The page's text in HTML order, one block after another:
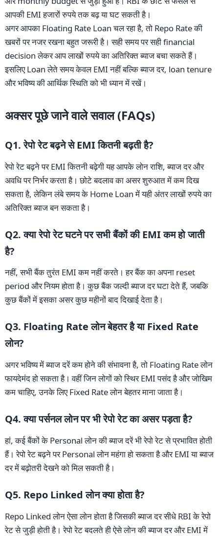
आपकी EMI हजारों रुपये तक बढ़ या घट सकती है।
अगर आपका Floating Rate Loan चल रहा है, तो Repo Rate की
खबरों पर नजर रखना बहुत जरूरी है। सही समय पर सही financial
decision लेकर आप लाखों रुपये का अतिरिक्त ब्याज बचा सकते हैं।
इसलिए Loan लेते समय केवल EMI नहीं बल्कि ब्याज दर, loan tenure
और भविष्य की आर्थिक स्थिति को भी ध्यान में रखें।
अक्सर पूछे जाने वाले सवाल (FAQs)
Q1. रेपो रेट बढ़ने से EMI कितनी बढ़ती है?
रेपो रेट बढ़ने पर EMI कितनी बढ़ेगी यह आपके लोन राशि, ब्याज दर और
अवधि पर निर्भर करता है। छोटे बदलाव का असर शुरुआत में कम दिख
सकता है, लेकिन लंबे समय के Home Loan में यही अंतर लाखों रुपये का
अतिरिक्त ब्याज बन सकता है।
Q2. क्या रेपो रेट घटने पर सभी बैंकों की EMI कम हो जाती
है?
नहीं, सभी बैंक तुरंत EMI कम नहीं करते। हर बैंक का अपना reset
period और नियम होता है। कुछ बैंक जल्दी ब्याज दर घटा देते हैं, जबकि
कुछ बैंकों में इसका असर कुछ महीनों बाद दिखाई देता है।
Q3. Floating Rate लोन बेहतर है या Fixed Rate
लोन?
अगर भविष्य में ब्याज दरें कम होने की संभावना है, तो Floating Rate लोन
फायदेमंद हो सकता है। वहीं जिन लोगों को स्थिर EMI पसंद है और जोखिम
कम चाहिए, उनके लिए Fixed Rate लोन बेहतर माना जाता है।
Q4. क्या पर्सनल लोन पर भी रेपो रेट का असर पड़ता है?
हां, कई बैंकों के Personal लोन की ब्याज दरें भी रेपो रेट से प्रभावित होती
हैं। रेपो रेट बढ़ने पर Personal लोन महंगा हो सकता है और EMI या ब्याज
दर में बढ़ोतरी देखने को मिल सकती है।
Q5. Repo Linked लोन क्या होता है?
Repo Linked लोन ऐसा लोन होता है जिसकी ब्याज दर सीधे RBI के रेपो
रेट से जुड़ी होती है। रेपो रेट बदलते ही ऐसे लोन की ब्याज दर और EMI में